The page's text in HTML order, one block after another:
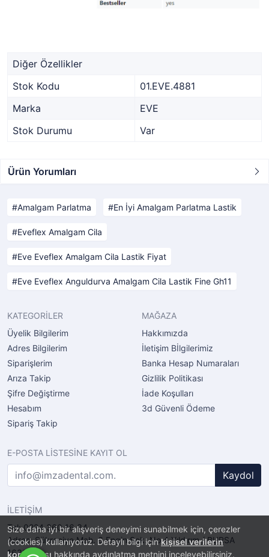
Size daha iyi bir alışveriş deneyimi sunabilmek için, çerezler
(cookies) kullanıyoruz. Detaylı bilgi içinkişisel verilerin
korunması hakkında aydınlatma metnini inceleyebilirsiniz.
Diğer Özellikler
Stok Kodu
01.EVE.4881
Marka
EVE
Stok Durumu
Var
Ürün Yorumları
Amalgam Parlatma En İyi Amalgam Parlatma Lastik
Eveflex Amalgam Cila
Eve Eveflex Amalgam Cila Lastik Fiyat
Eve Eveflex Anguldurva Amalgam Cila Lastik Fine Gh11
KATEGORİLER
Üyelik Bilgilerim
Adres Bilgilerim
Siparişlerim
Arıza Takip
Şifre Değiştirme
Hesabım
Sipariş Takip
MAĞAZA
Hakkımızda
İletişim Bİlgilerimiz
Banka Hesap Numaraları
Gizlilik Politikası
İade Koşulları
3d Güvenli Ödeme
E-POSTA LİSTESİNE KAYIT OL
Kaydol
İLETİŞİM
Tel: 0224 360 16 34
Adres: Şükraniye Mah. 6.Engin Sok. No.4 Yıldırım / BURSA
16320